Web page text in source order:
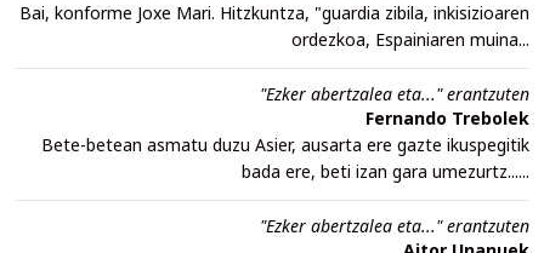
Bai, konforme Joxe Mari. Hitzkuntza, "guardia zibila, inkisizioaren
ordezkoa, Espainiaren muina...
"Ezker abertzalea eta..." erantzuten
Fernando Trebolek
Bete-betean asmatu duzu Asier, ausarta ere gazte ikuspegitik
bada ere, beti izan gara umezurtz......
"Ezker abertzalea eta..." erantzuten